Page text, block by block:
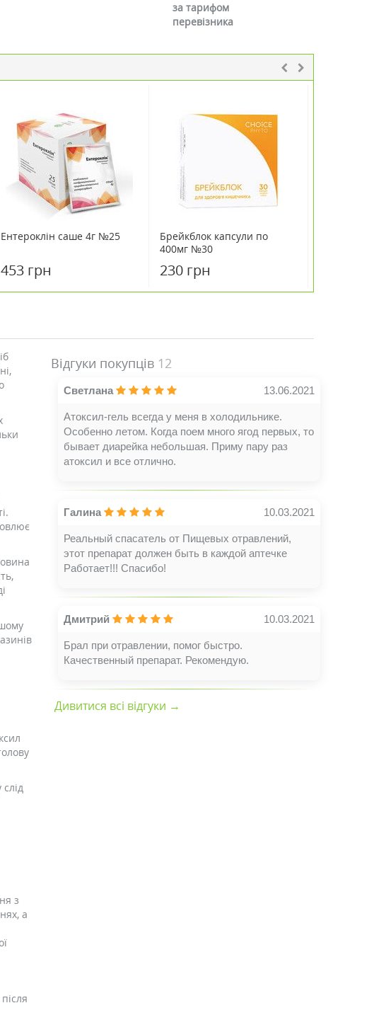
за тарифом
перевізника
Ентероклін саше 4г №25
453 грн
Брейкблок капсули по
400мг №30
230 грн
з
а
Відгуки покупців 12
Светлана 13.06.2021
Атоксил-гель всегда у меня в холодильнике.
Особенно летом. Когда поем много ягод первых, то
бывает диарейка небольшая. Приму пару раз
атоксил и все отлично.
Галина 10.03.2021
Реальный спасатель от Пищевых отравлений,
этот препарат должен быть в каждой аптечке
Работает!!! Спасибо!
Дмитрий 10.03.2021
Брал при отравлении, помог быстро.
Качественный препарат. Рекомендую.
Дивитися всі відгуки →